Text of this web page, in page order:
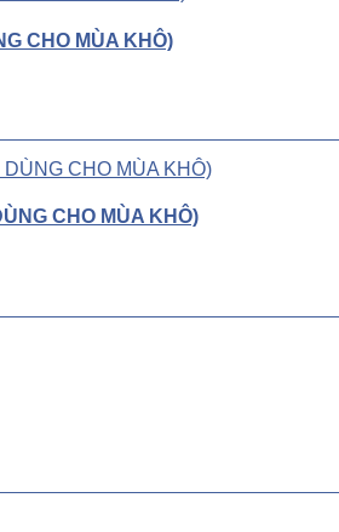
CHO MÙA KHÔ)
CHO MÙA KHÔ)